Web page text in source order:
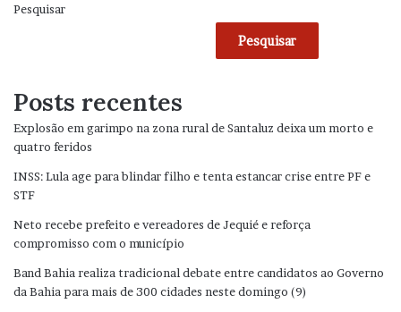
Pesquisar
Pesquisar
Posts recentes
Explosão em garimpo na zona rural de Santaluz deixa um morto e
quatro feridos
INSS: Lula age para blindar filho e tenta estancar crise entre PF e
STF
Neto recebe prefeito e vereadores de Jequié e reforça
compromisso com o município
Band Bahia realiza tradicional debate entre candidatos ao Governo
da Bahia para mais de 300 cidades neste domingo (9)